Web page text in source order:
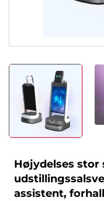
Højydelses
assistent,